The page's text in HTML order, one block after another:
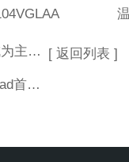
屏？
发吗？
[ 返回列表 ]